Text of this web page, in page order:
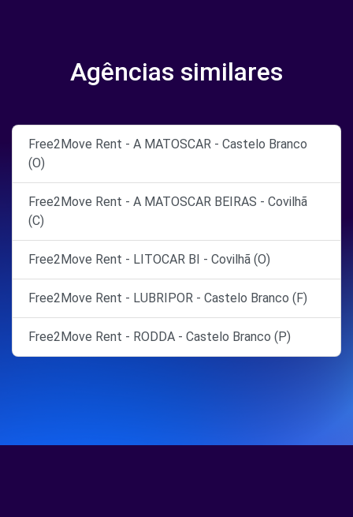
Agências similares
Free2Move Rent - A MATOSCAR - Castelo Branco
(O)
Free2Move Rent - A MATOSCAR BEIRAS - Covilhã
(C)
Free2Move Rent - LITOCAR BI - Covilhã (O)
Free2Move Rent - LUBRIPOR - Castelo Branco (F)
Free2Move Rent - RODDA - Castelo Branco (P)